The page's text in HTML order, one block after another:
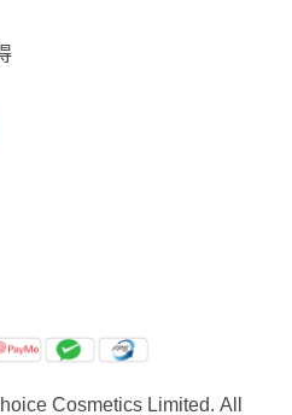
Cosmetics Limited. All